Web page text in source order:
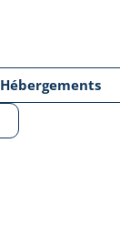
Hébergements